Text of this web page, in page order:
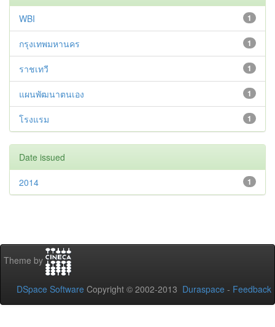
1
WBI
1
กรุงเทพมหานคร
1
ราชเทวี
1
แผนพัฒนาตนเอง
1
โรงแรม
Date issued
1
2014
Theme by
DSpace Software Copyright © 2002-2013 Duraspace - Feedback